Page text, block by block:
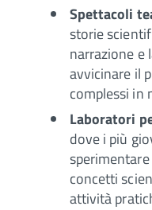
Spettacoli
storie
narrazione e
avvicinare il
complessi in
Laboratori
dove i più
concetti
attività